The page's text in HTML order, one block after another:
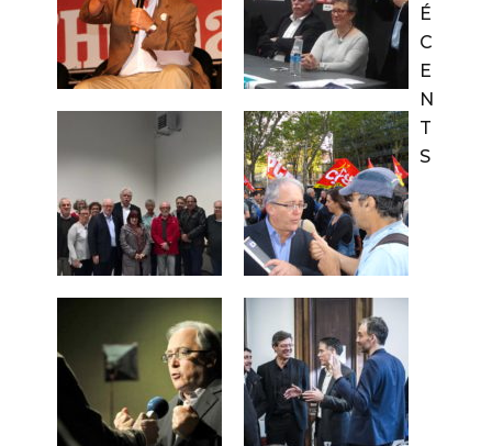
É
C
E
N
T
S